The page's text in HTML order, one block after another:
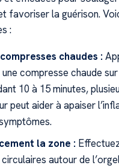
favoriser la guérison.
:
chaudes :
compresse chaude
10 à 15 minutes,
peut aider à apaiser
la zone :
autour de